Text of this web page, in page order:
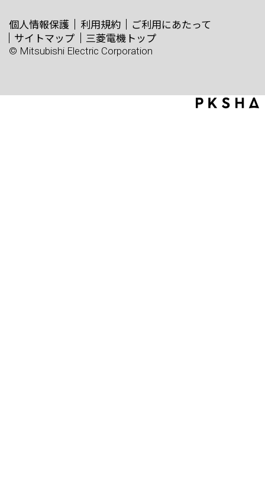
個人情報保護 利用規約
ご利用にあたって
サイトマップ
三菱電機トップ
© Mitsubishi Electric Corporation